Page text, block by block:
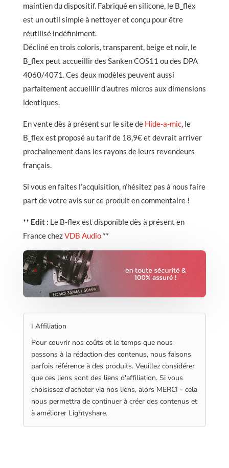
maintien du dispositif. Fabriqué en silicone, le B_flex
est un outil simple à nettoyer et conçu pour être
réutilisé indéfiniment.
Décliné en trois coloris, transparent, beige et noir, le
B_flex peut accueillir des Sanken COS11 ou des DPA
4060/4071. Ces deux modèles peuvent aussi
parfaitement accueillir d’autres micros aux dimensions
identiques.
En vente dès à présent sur le site de Hide-a-mic, le
B_flex est proposé au tarif de 18,9€ et devrait arriver
prochainement dans les rayons de leurs revendeurs
français.
Si vous en faites l’acquisition, n’hésitez pas à nous faire
part de votre avis sur ce produit en commentaire !
** Edit : Le B-flex est disponible dès à présent en
France chezVDB Audio**
ℹ️ Affiliation
Pour couvrir nos coûts et le temps que nous
passons à la rédaction des contenus, nous faisons
parfois référence à des produits. Veuillez considérer
que ces liens sont des liens d'affiliation. Si vous
choisissez d'acheter via nos liens, alors MERCI - cela
nous permettra de continuer à créer des contenus et
à améliorer Lightyshare.